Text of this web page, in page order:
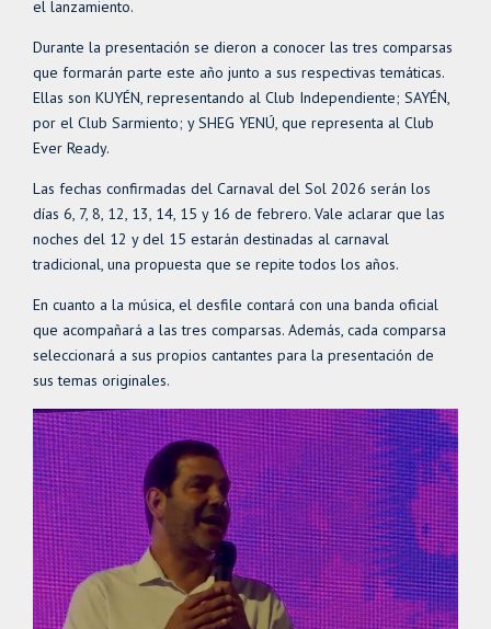
el lanzamiento.
Durante la presentación se dieron a conocer las tres comparsas
que formarán parte este año junto a sus respectivas temáticas.
Ellas son KUYÉN, representando al Club Independiente; SAYÉN,
por el Club Sarmiento; y SHEG YENÚ, que representa al Club
Ever Ready.
Las fechas confirmadas del Carnaval del Sol 2026 serán los
días 6, 7, 8, 12, 13, 14, 15 y 16 de febrero. Vale aclarar que las
noches del 12 y del 15 estarán destinadas al carnaval
tradicional, una propuesta que se repite todos los años.
En cuanto a la música, el desfile contará con una banda oficial
que acompañará a las tres comparsas. Además, cada comparsa
seleccionará a sus propios cantantes para la presentación de
sus temas originales.